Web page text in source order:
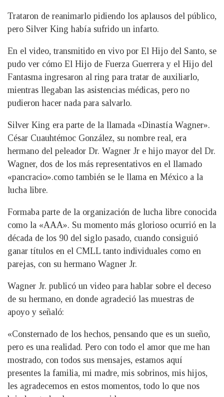
Trataron de reanimarlo pidiendo los aplausos del público,
pero Silver King había sufrido un infarto.
En el video, transmitido en vivo por El Hijo del Santo, se
pudo ver cómo El Hijo de Fuerza Guerrera y el Hijo del
Fantasma ingresaron al ring para tratar de auxiliarlo,
mientras llegaban las asistencias médicas, pero no
pudieron hacer nada para salvarlo.
Silver King era parte de la llamada «Dinastía Wagner».
César Cuauhtémoc González, su nombre real, era
hermano del peleador Dr. Wagner Jr e hijo mayor del Dr.
Wagner, dos de los más representativos en el llamado
«pancracio».como también se le llama en México a la
lucha libre.
Formaba parte de la organización de lucha libre conocida
como la «AAA». Su momento más glorioso ocurrió en la
década de los 90 del siglo pasado, cuando consiguió
ganar títulos en el CMLL tanto individuales como en
parejas, con su hermano Wagner Jr.
Wagner Jr. publicó un video para hablar sobre el deceso
de su hermano, en donde agradeció las muestras de
apoyo y señaló:
«Consternado de los hechos, pensando que es un sueño,
pero es una realidad. Pero con todo el amor que me han
mostrado, con todos sus mensajes, estamos aquí
presentes la familia, mi madre, mis sobrinos, mis hijos,
les agradecemos en estos momentos, todo lo que nos